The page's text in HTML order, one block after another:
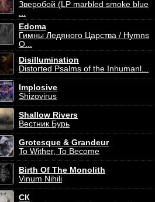
Зверобой (LP marbled smoke blue
...
Edoma
Гимны Ледяного Царства / Hymns
O...
Disillumination
Distorted Psalms of the Inhumanl...
Implosive
Shizovirus
Shallow Rivers
Вестник Бурь
Grotesque & Grandeur
To Wither, To Become
Birth Of The Monolith
Vinum Nihili
СК